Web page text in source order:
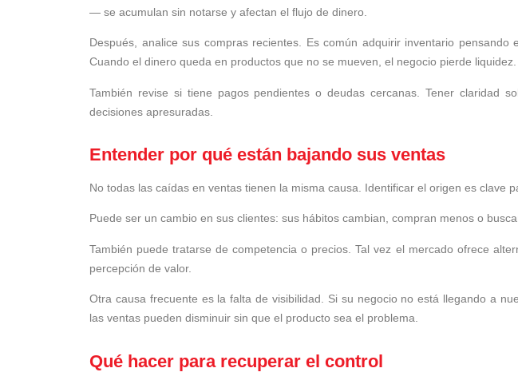
— se acumulan sin notarse y afectan el flujo de dinero.
Después, analice sus compras recientes. Es común adquirir inventario
Cuando el dinero queda en productos que no se mueven, el negocio pierde liquidez.
También revise si tiene pagos pendientes o deudas cercanas. Tener claridad
decisiones apresuradas.
Entender por qué están bajando sus ventas
No todas las caídas en ventas tienen la misma causa. Identificar el origen es clave
Puede ser un cambio en sus clientes: sus hábitos cambian, compran menos o
También puede tratarse de competencia o precios. Tal vez el mercado ofrece
percepción de valor.
Otra causa frecuente es la falta de visibilidad. Si su negocio no está llegando a
las ventas pueden disminuir sin que el producto sea el problema.
Qué hacer para recuperar el control